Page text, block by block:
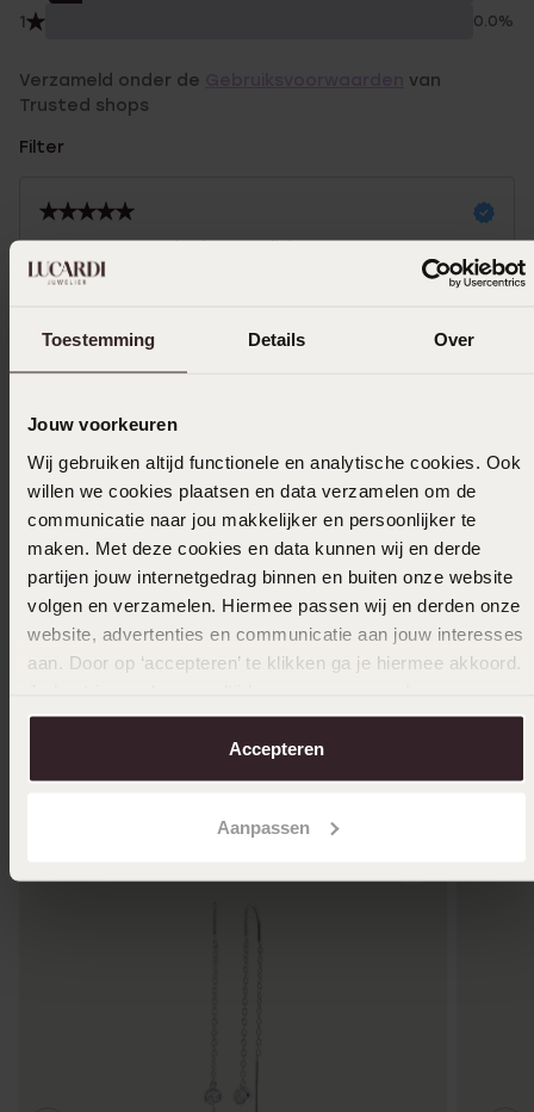
Toestemming Details Over
Jouw voorkeuren
Wij gebruiken altijd functionele en analytische cookies. Ook
willen we cookies plaatsen en data verzamelen om de
communicatie naar jou makkelijker en persoonlijker te
maken. Met deze cookies en data kunnen wij en derde
partijen jouw internetgedrag binnen en buiten onze website
volgen en verzamelen. Hiermee passen wij en derden onze
website, advertenties en communicatie aan jouw interesses
aan. Door op ‘accepteren’ te klikken ga je hiermee akkoord.
over in onscookiebeleid.
Accepteren
Aanpassen
1 0.0%
Verzameld onder de
van
Trusted shops
Filter
08-06-2026 - Nicole Van Rijsinge
14-11-2025
17-08-2025 - Rianne F.
Toon meer
Ook leuk voor jou